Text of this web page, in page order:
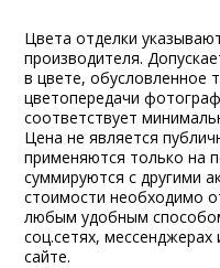
Цвета отделки
производителя.
в цвете, обусловленное
цветопередачи
соответствует
Цена не является
применяются только на
суммируются с другими
стоимости необходимо
любым удобным
соц.сетях,
сайте.